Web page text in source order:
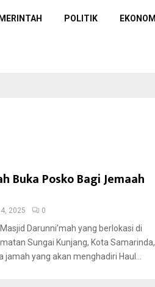
POLITIK EKONOMI
Buka Posko Bagi Jemaah
2025 0
Darunni’mah yang berlokasi di
Sungai Kunjang, Kota Samarinda,
yang akan menghadiri Haul...